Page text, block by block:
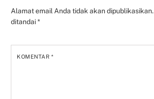
Alamat email Anda tidak akan dipublikasikan.
ditandai*
KOMENTAR*